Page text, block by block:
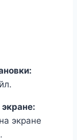
экране